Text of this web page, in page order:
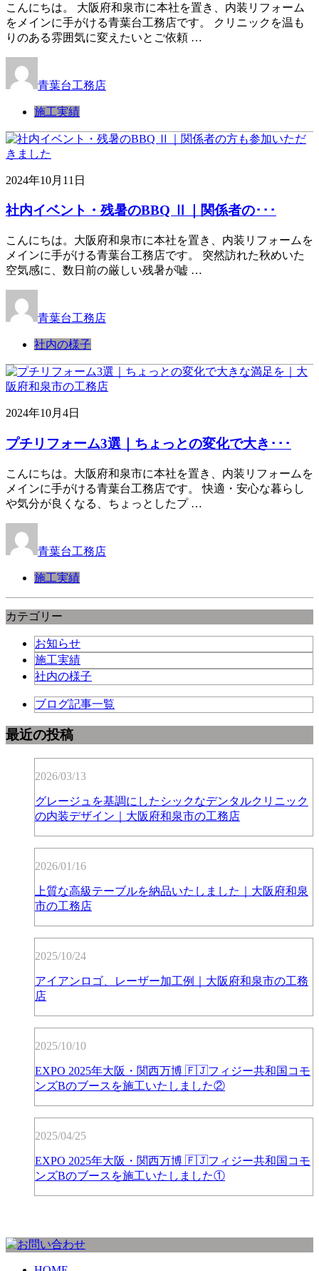
こんにちは。 大阪府和泉市に本社を置き、内装リフォーム
をメインに手がける青葉台工務店です。 クリニックを温も
りのある雰囲気に変えたいとご依頼 …
青葉台工務店
施工実績
2024年10月11日
社内イベント・残暑のBBQ Ⅱ｜関係者の･･･
こんにちは。大阪府和泉市に本社を置き、内装リフォームを
メインに手がける青葉台工務店です。 突然訪れた秋めいた
空気感に、数日前の厳しい残暑が嘘 …
青葉台工務店
社内の様子
2024年10月4日
プチリフォーム3選｜ちょっとの変化で大き･･･
こんにちは。大阪府和泉市に本社を置き、内装リフォームを
メインに手がける青葉台工務店です。 快適・安心な暮らし
や気分が良くなる、ちょっとしたプ …
青葉台工務店
施工実績
カテゴリー
お知らせ
施工実績
社内の様子
ブログ記事一覧
最近の投稿
2026/03/13
グレージュを基調にしたシックなデンタルクリニック
の内装デザイン｜大阪府和泉市の工務店
2026/01/16
上質な高級テーブルを納品いたしました｜大阪府和泉
市の工務店
2025/10/24
アイアンロゴ、レーザー加工例｜大阪府和泉市の工務
店
2025/10/10
EXPO 2025年大阪・関西万博 🇫🇯フィジー共和国コモ
ンズBのブースを施工いたしました②
2025/04/25
EXPO 2025年大阪・関西万博 🇫🇯フィジー共和国コモ
ンズBのブースを施工いたしました①